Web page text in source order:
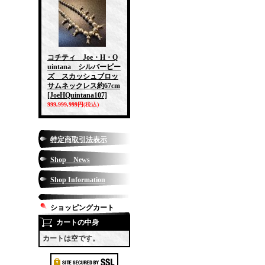
コチティ Joe・H・Q
uintana シルバービー
ズ スカッシュブロッ
サムネックレス約67cm
[JoeHQuintana107]
999,999,999円(税込)
特定商取引法表示
Shop News
Shop Information
ショッピングカート
カートの中身
カートは空です。